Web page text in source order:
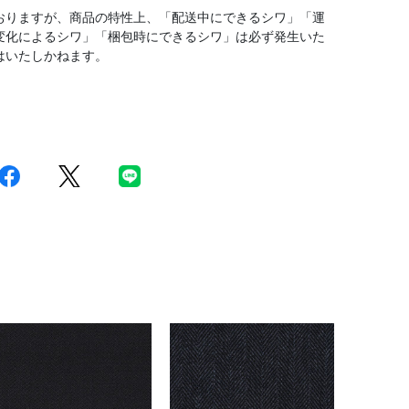
ますが、商品の特性上、「配送中にできるシワ」「運
によるシワ」「梱包時にできるシワ」は必ず発生いた
たしかねます。